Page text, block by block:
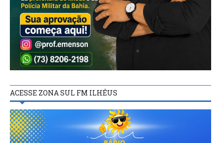
ACESSE ZONA SUL FM ILHÉUS